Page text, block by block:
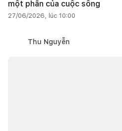
một phần của cuộc sống
27/06/2026, lúc 10:00
Thu Nguyễn